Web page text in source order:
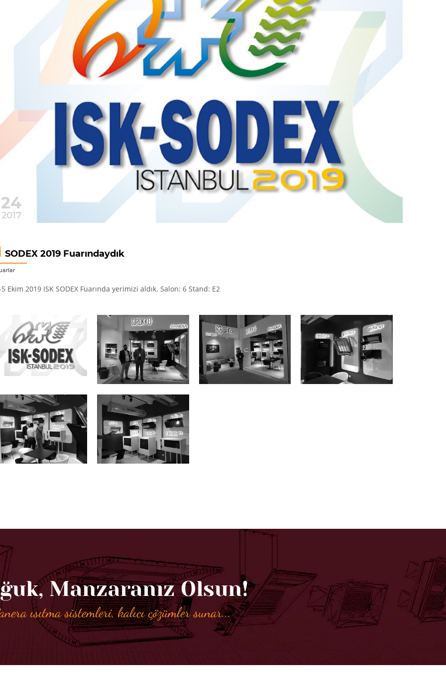
24
2017
SODEX 2019 Fuarındaydık
Ekim 2019 ISK SODEX Fuarında yerimizi aldık. Salon: 6 Stand: E2
Manzaranız Olsun!
ısıtma sistemleri, kalıcı çözümler sunar...